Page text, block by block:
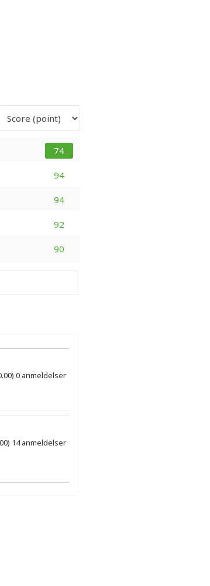
74
94
94
92
90
0 anmeldelser
14 anmeldelser